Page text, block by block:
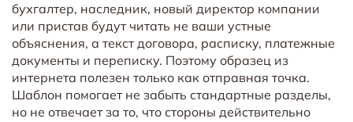
бухгалтер, наследник, новый директор компании
или пристав будут читать не ваши устные
объяснения, а текст договора, расписку, платежные
документы и переписку. Поэтому образец из
интернета полезен только как отправная точка.
Шаблон помогает не забыть стандартные разделы,
но не отвечает за то, что стороны действительно